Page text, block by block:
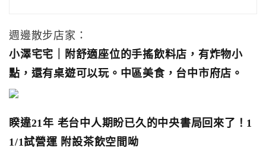
週邊散步店家：
小澤宅宅｜附舒適座位的手搖飲料店，有炸物小
點，還有桌遊可以玩。中區美食，台中市府店。
睽違21年 老台中人期盼已久的中央書局回來了！1
1/1試營運 附設茶飲空間呦